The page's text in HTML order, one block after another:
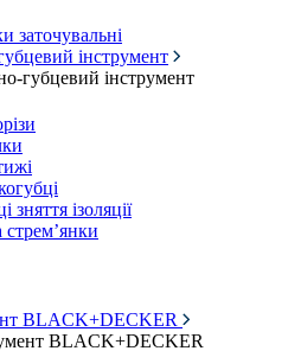
заточувальні
інструмент
губцевий інструмент
зняття ізоляції
BLACK+DECKER
BLACK+DECKER